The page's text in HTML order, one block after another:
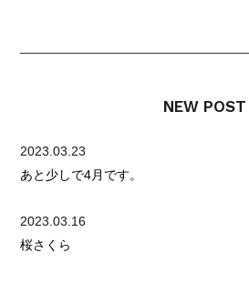
NEW POST
2023.03.23
あと少しで4月です。
2023.03.16
桜さくら